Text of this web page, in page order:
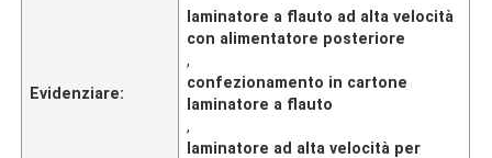
Evidenziare:
laminatore a flauto ad alta velocità
con alimentatore posteriore
,
confezionamento in cartone
laminatore a flauto
,
laminatore ad alta velocità per